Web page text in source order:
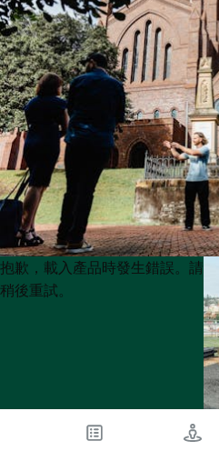
Product
List
Product
List
抱歉，載入產品時發生錯誤。請
稍後重試。